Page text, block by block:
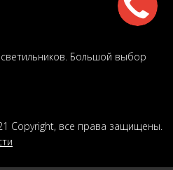
Большой выбор
Copyright, все права защищены.